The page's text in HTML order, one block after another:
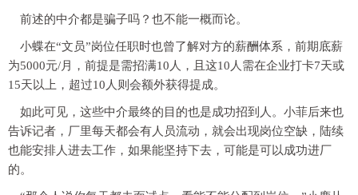
前述的中介都是骗子吗？也不能一概而论。
小蝶在“文员”岗位任职时也曾了解对方的薪酬体系，前期底薪
为5000元/月，前提是需招满10人，且这10人需在企业打卡7天或
15天以上，超过10人则会额外获得提成。
如此可见，这些中介最终的目的也是成功招到人。小菲后来也
告诉记者，厂里每天都会有人员流动，就会出现岗位空缺，陆续
也能安排人进去工作，如果能坚持下去，可能是可以成功进厂
的。